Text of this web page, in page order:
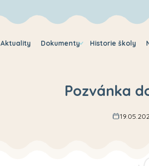
Aktuality Dokumenty Historie školy
Pozvánka